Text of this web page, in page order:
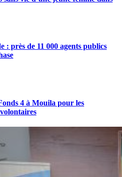
: près de 11 000 agents publics
4 à Mouila pour les